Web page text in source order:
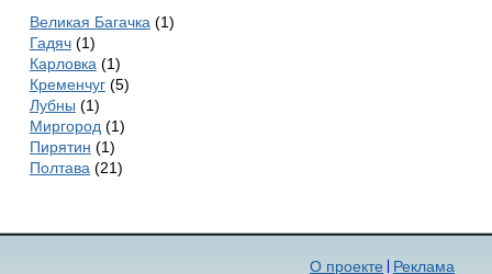
Великая Багачка (1)
Гадяч(1)
Карловка (1)
Кременчуг(5)
Лубны (1)
Миргород (1)
Пирятин (1)
Полтава (21)
Реклама
О проекте